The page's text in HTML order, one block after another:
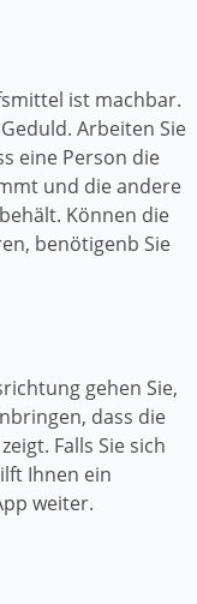
ist machbar.
Arbeiten Sie
eine Person die
und die andere
Können die
benötigenb Sie
gehen Sie,
dass die
Falls Sie sich
Ihnen ein
weiter.